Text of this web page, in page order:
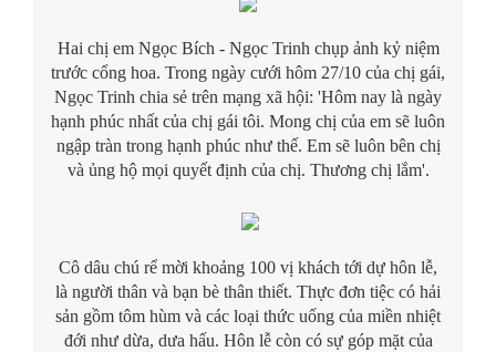
Hai chị em Ngọc Bích - Ngọc Trinh chụp ảnh kỷ niệm
trước cổng hoa. Trong ngày cưới hôm 27/10 của chị gái,
Ngọc Trinh chia sẻ trên mạng xã hội: 'Hôm nay là ngày
hạnh phúc nhất của chị gái tôi. Mong chị của em sẽ luôn
ngập tràn trong hạnh phúc như thế. Em sẽ luôn bên chị
và ủng hộ mọi quyết định của chị. Thương chị lắm'.
Cô dâu chú rể mời khoảng 100 vị khách tới dự hôn lễ,
là người thân và bạn bè thân thiết. Thực đơn tiệc có hải
sản gồm tôm hùm và các loại thức uống của miền nhiệt
đới như dừa, dưa hấu. Hôn lễ còn có sự góp mặt của